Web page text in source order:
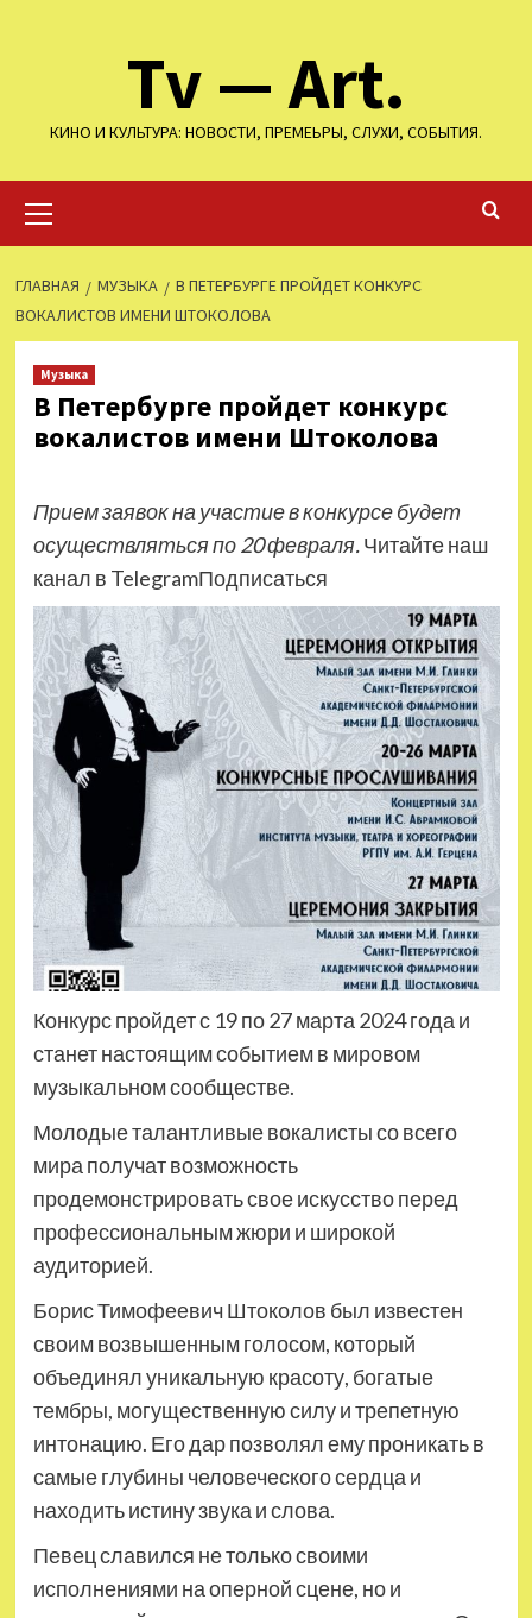
Tv — Art.
КИНО И КУЛЬТУРА: НОВОСТИ, ПРЕМЕЬРЫ, СЛУХИ, СОБЫТИЯ.
меню
ГЛАВНАЯ МУЗЫКА
В ПЕТЕРБУРГЕ ПРОЙДЕТ КОНКУРС
ВОКАЛИСТОВ ИМЕНИ ШТОКОЛОВА
Музыка
В Петербурге пройдет конкурс
вокалистов имени Штоколова
Прием заявок на участие в конкурсе будет
осуществляться по 20 февраля. Читайте наш
канал в TelegramПодписаться
Конкурс пройдет с 19 по 27 марта 2024 года и
станет настоящим событием в мировом
музыкальном сообществе.
Молодые талантливые вокалисты со всего
мира получат возможность
продемонстрировать свое искусство перед
профессиональным жюри и широкой
аудиторией.
Борис Тимофеевич Штоколов был известен
своим возвышенным голосом, который
объединял уникальную красоту, богатые
тембры, могущественную силу и трепетную
интонацию. Его дар позволял ему проникать в
самые глубины человеческого сердца и
находить истину звука и слова.
Певец славился не только своими
исполнениями на оперной сцене, но и